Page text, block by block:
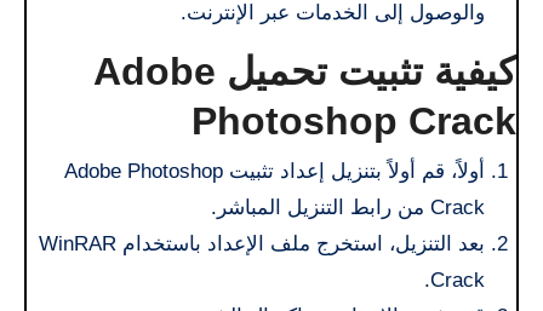
والوصول إلى الخدمات عبر الإنترنت.
كيفية تثبيت
تحميل Adobe
Photoshop Crack
أولاً، قم أولاً بتنزيل إعداد تثبيت Adobe Photoshop
Crack من رابط التنزيل المباشر.
بعد التنزيل، استخرج ملف الإعداد باستخدام WinRAR
Crack.